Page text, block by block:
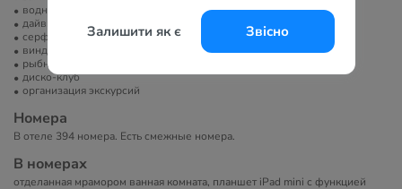
Залишити як є Звісно
водные развлечения
дайвинг
серфинг
виндсерфинг
рыбная ловля
диско-клуб
организация экскурсий
Номера
В отеле 394 номера. Есть смежные номера.
В номерах
отделанная мрамором ванная комната, планшет iPad mini с функцией